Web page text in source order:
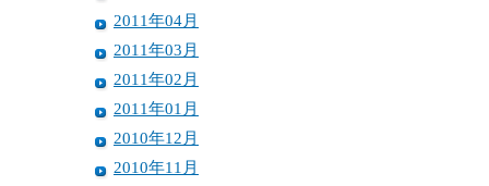
2011年04月
2011年03月
2011年02月
2011年01月
2010年12月
2010年11月